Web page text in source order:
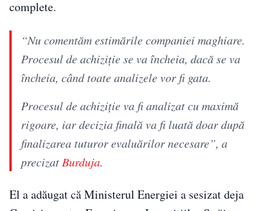
complete.
“Nu comentăm estimările companiei maghiare.
Procesul de achiziție se va încheia, dacă se va
încheia, când toate analizele vor fi gata.
Procesul de achiziție va fi analizat cu maximă
rigoare, iar decizia finală va fi luată doar după
finalizarea tuturor evaluărilor necesare”, a
precizatBurduja.
El a adăugat că Ministerul Energiei a sesizat deja